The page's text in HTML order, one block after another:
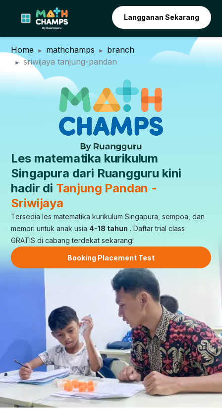
Langganan Sekarang
Home mathchamps
branch
sriwijaya tanjung-pandan
Les matematika kurikulum
Singapura dari Ruangguru kini
hadir di Tanjung Pandan -
Sriwijaya
Tersedia les matematika kurikulum Singapura, sempoa, dan
memori untuk anak usia 4-18 tahun . Daftar trial class
GRATIS di cabang terdekat sekarang!
Booking Placement Test